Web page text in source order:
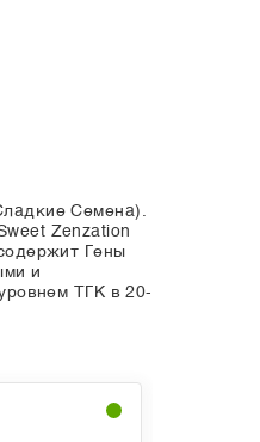
Семена).
Zenzation
Гены
и
ТГК в 20-